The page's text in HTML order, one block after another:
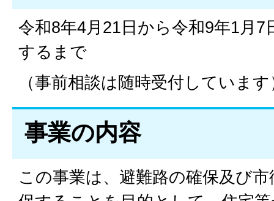
令和8年4月21日から令和9年1月7
するまで
（事前相談は随時受付しています
事業の内容
この事業は、避難路の確保及び